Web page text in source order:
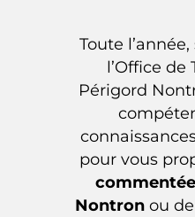
Toute
l’Office de
Périgord
pour vous
Nontron ou de